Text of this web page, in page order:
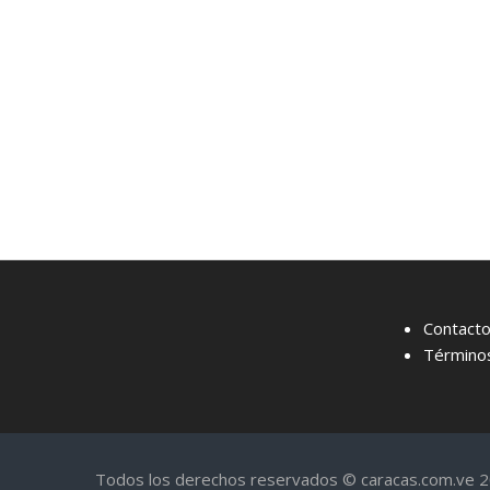
Contacto
Todos los derechos reservados © caracas.com.ve